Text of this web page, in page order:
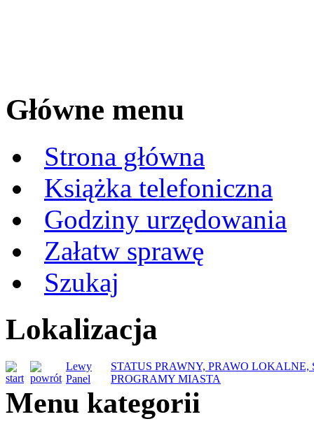
Główne menu
Strona główna
Książka telefoniczna
Godziny urzędowania
Załatw sprawę
Szukaj
Lokalizacja
Lewy
Panel
STATUS PRAWNY, PRAWO LOKALNE,
PROGRAMY MIASTA
Menu kategorii